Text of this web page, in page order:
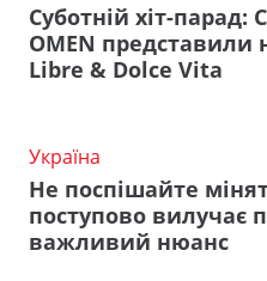
Суботній хіт-парад:
OMEN представили
Libre & Dolce Vita
Україна
Не поспішайте
поступово вилучає
важливий нюанс